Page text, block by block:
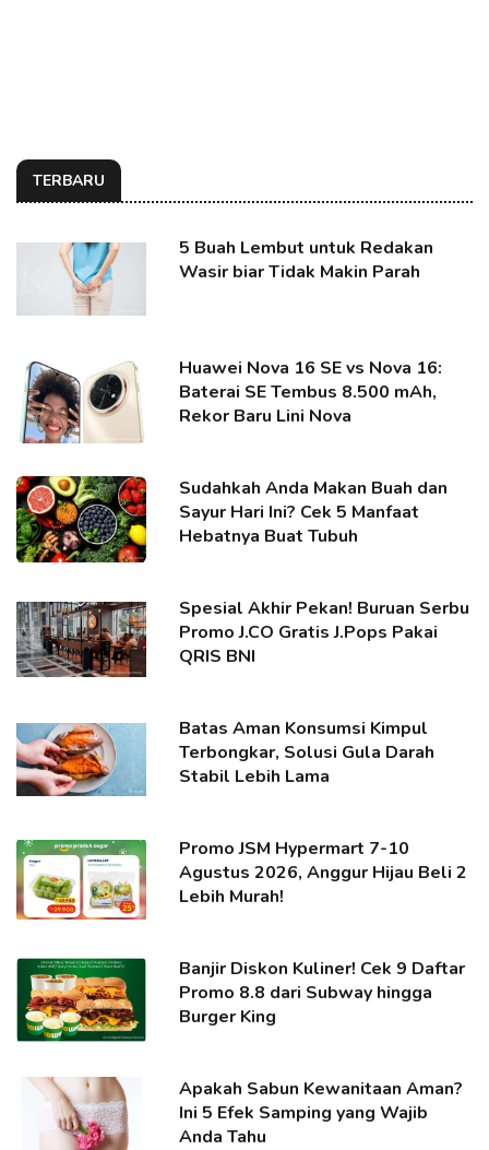
TERBARU
5 Buah Lembut untuk Redakan
Wasir biar Tidak Makin Parah
Huawei Nova 16 SE vs Nova 16:
Baterai SE Tembus 8.500 mAh,
Rekor Baru Lini Nova
Sudahkah Anda Makan Buah dan
Sayur Hari Ini? Cek 5 Manfaat
Hebatnya Buat Tubuh
Spesial Akhir Pekan! Buruan Serbu
Promo J.CO Gratis J.Pops Pakai
QRIS BNI
Batas Aman Konsumsi Kimpul
Terbongkar, Solusi Gula Darah
Stabil Lebih Lama
Promo JSM Hypermart 7-10
Agustus 2026, Anggur Hijau Beli 2
Lebih Murah!
Banjir Diskon Kuliner! Cek 9 Daftar
Promo 8.8 dari Subway hingga
Burger King
Apakah Sabun Kewanitaan Aman?
Ini 5 Efek Samping yang Wajib
Anda Tahu